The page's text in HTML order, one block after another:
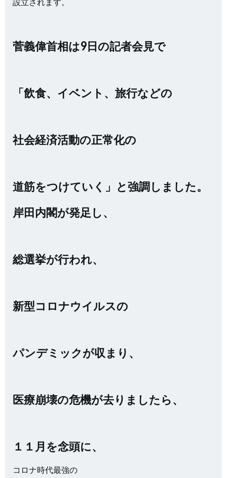
菅義偉首相は9日の記者会見で
「飲食、イベント、旅行などの
社会経済活動の正常化の
道筋をつけていく」と強調しました。
岸田内閣が発足し、
総選挙が行われ、
新型コロナウイルスの
パンデミックが収まり、
医療崩壊の危機が去りましたら、
１１月を念頭に、
コロナ時代最強の